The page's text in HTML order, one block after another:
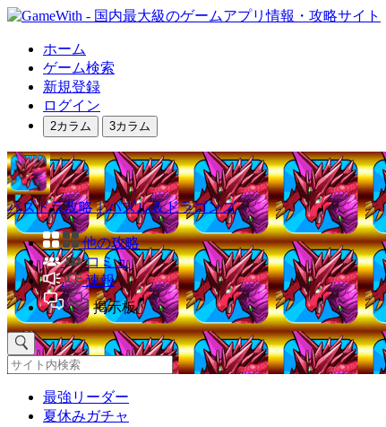
ホーム
ゲーム検索
新規登録
ログイン
2カラム 3カラム
パズドラ攻略｜パズル＆ドラゴンズ
他の攻略
コミュ
速報
掲示板
最強リーダー
夏休みガチャ